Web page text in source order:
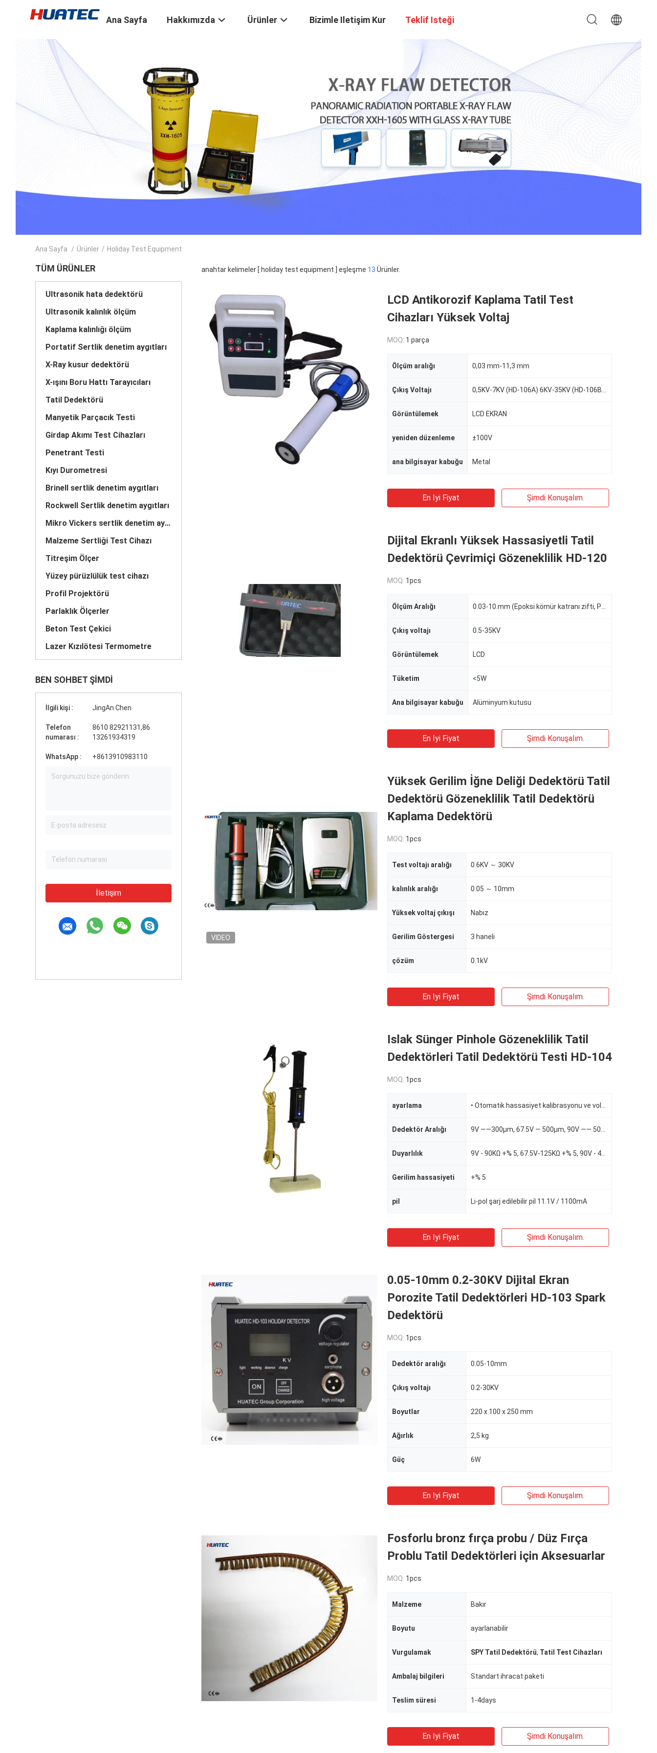
Ana Sayfa Hakkımızda Ürünler Bizimle Iletişim Kur Teklif Isteği
Ana Sayfa / Ürünler / Holiday Test Equipment
TÜM ÜRÜNLER
Ultrasonik hata dedektörü
Ultrasonik kalınlık ölçüm
Kaplama kalınlığı ölçüm
Portatif Sertlik denetim aygıtları
X-Ray kusur dedektörü
X-ışını Boru Hattı Tarayıcıları
Tatil Dedektörü
Manyetik Parçacık Testi
Girdap Akımı Test Cihazları
Penetrant Testi
Kıyı Durometresi
Brinell sertlik denetim aygıtları
Rockwell Sertlik denetim aygıtları
Mikro Vickers sertlik denetim aygıtları
Malzeme Sertliği Test Cihazı
Titreşim Ölçer
Yüzey pürüzlülük test cihazı
Profil Projektörü
Parlaklık Ölçerler
Beton Test Çekici
Lazer Kızılötesi Termometre
BEN SOHBET ŞIMDI
İlgili kişi : JingAn Chen
Telefon
numarası :
8610 82921131,86
13261934319
WhatsApp : +8613910983110
İletişim
anahtar kelimeler [ holiday test equipment ] eşleşme 13 Ürünler.
LCD Antikorozif Kaplama Tatil Test
Cihazları Yüksek Voltaj
MOQ: 1 parça
Ölçüm aralığı 0,03 mm-11,3 mm
Çıkış Voltajı
Görüntülemek LCD EKRAN
yeniden düzenleme ±100V
ana bilgisayar kabuğu Metal
En Iyi Fiyat Şimdi Konuşalım.
Dijital Ekranlı Yüksek Hassasiyetli Tatil
Dedektörü Çevrimiçi Gözeneklilik HD-120
MOQ: 1pcs
Ölçüm Aralığı
Çıkış voltajı 0.5-35KV
Görüntülemek LCD
Tüketim <5W
Ana bilgisayar kabuğu Alüminyum kutusu
En Iyi Fiyat Şimdi Konuşalım.
VIDEO
Yüksek Gerilim İğne Deliği Dedektörü Tatil
Dedektörü Gözeneklilik Tatil Dedektörü
Kaplama Dedektörü
MOQ: 1pcs
Test voltajı aralığı 0.6KV ～ 30KV
kalınlık aralığı 0.05 ～ 10mm
Yüksek voltaj çıkışı Nabız
Gerilim Göstergesi 3 haneli
çözüm 0.1kV
En Iyi Fiyat Şimdi Konuşalım.
Islak Sünger Pinhole Gözeneklilik Tatil
Dedektörleri Tatil Dedektörü Testi HD-104
MOQ: 1pcs
ayarlama
Dedektör Aralığı
Duyarlılık
Gerilim hassasiyeti +% 5
pil Li-pol şarj edilebilir pil 11.1V / 1100mA
En Iyi Fiyat Şimdi Konuşalım.
0.05-10mm 0.2-30KV Dijital Ekran
Porozite Tatil Dedektörleri HD-103 Spark
Dedektörü
MOQ: 1pcs
Dedektör aralığı 0.05-10mm
Çıkış voltajı 0.2-30KV
Boyutlar 220 x 100 x 250 mm
Ağırlık 2,5 kg
Güç 6W
En Iyi Fiyat Şimdi Konuşalım.
Fosforlu bronz fırça probu / Düz Fırça
Problu Tatil Dedektörleri için Aksesuarlar
MOQ: 1pcs
Malzeme Bakır
Boyutu ayarlanabilir
Vurgulamak SPY Tatil Dedektörü, Tatil Test Cihazları
Ambalaj bilgileri Standart ihracat paketi
Teslim süresi 1-4days
En Iyi Fiyat Şimdi Konuşalım.